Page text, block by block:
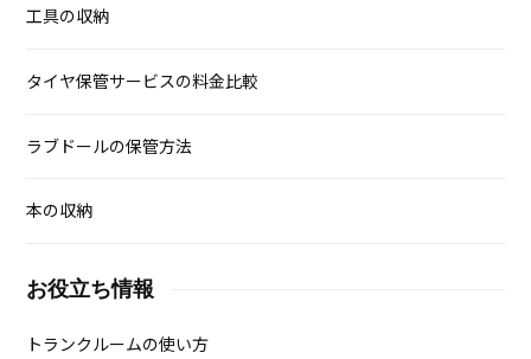
工具の収納
タイヤ保管サービスの料金比較
ラブドールの保管方法
本の収納
お役立ち情報
トランクルームの使い方